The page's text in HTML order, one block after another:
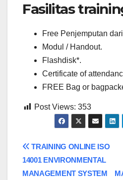
Fasilitas
Free Penjemputan
Modul / Handout.
Flashdisk*.
Certificate of
FREE Bag or
Post Views: 353
Post
navigation
TRAINING ONLINE ISO
14001 ENVIRONMENTAL
MANAGEMENT SYSTEM